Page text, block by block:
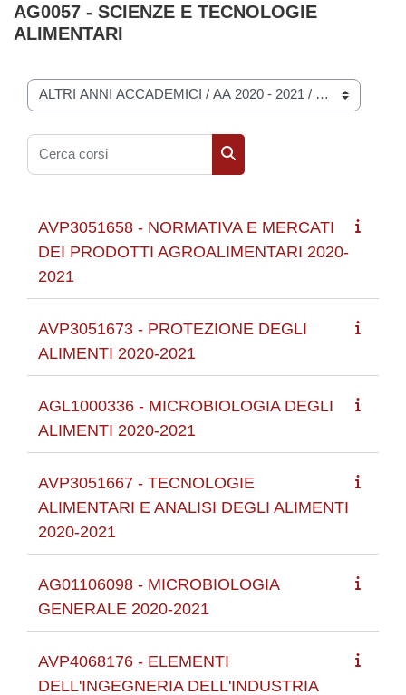
AG0057 - SCIENZE E TECNOLOGIE
ALIMENTARI
Categorie di corso
Cerca corsi
Cerca corsi
AVP3051658 - NORMATIVA E MERCATI
DEI PRODOTTI AGROALIMENTARI 2020-
2021
AVP3051673 - PROTEZIONE DEGLI
ALIMENTI 2020-2021
AGL1000336 - MICROBIOLOGIA DEGLI
ALIMENTI 2020-2021
AVP3051667 - TECNOLOGIE
ALIMENTARI E ANALISI DEGLI ALIMENTI
2020-2021
AG01106098 - MICROBIOLOGIA
GENERALE 2020-2021
AVP4068176 - ELEMENTI
DELL'INGEGNERIA DELL'INDUSTRIA